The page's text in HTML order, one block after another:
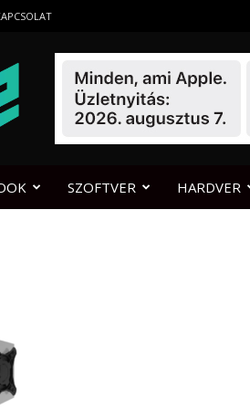
SZOFTVER HARDVER